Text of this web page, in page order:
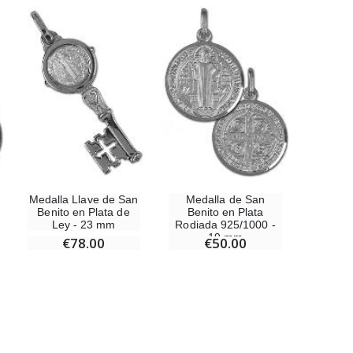
Medalla Llave de San
Benito en Plata de
Ley - 23 mm
€78.00
Medalla de San
Benito en Plata
Rodiada 925/1000 -
19 mm
€50.00
-10%
€15.00 €13.50
€21.90